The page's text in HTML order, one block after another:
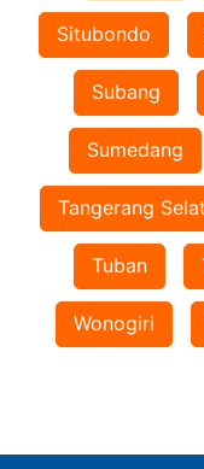
Situbondo
Subang
Sumedang
Tangerang
Tuban
Wonogiri